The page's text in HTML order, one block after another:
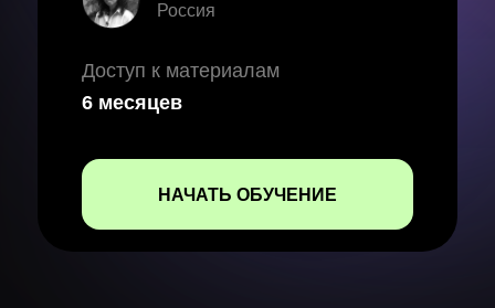
Россия
6 месяцев
Доступ к материалам
НАЧАТЬ ОБУЧЕНИЕ